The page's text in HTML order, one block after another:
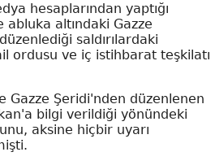
hesaplarından yaptığı
abluka altındaki Gazze
saldırılardaki
ordusu ve iç istihbarat teşkilatı
Gazze Şeridi'nden düzenlenen
bilgi verildiği yönündeki
aksine hiçbir uyarı